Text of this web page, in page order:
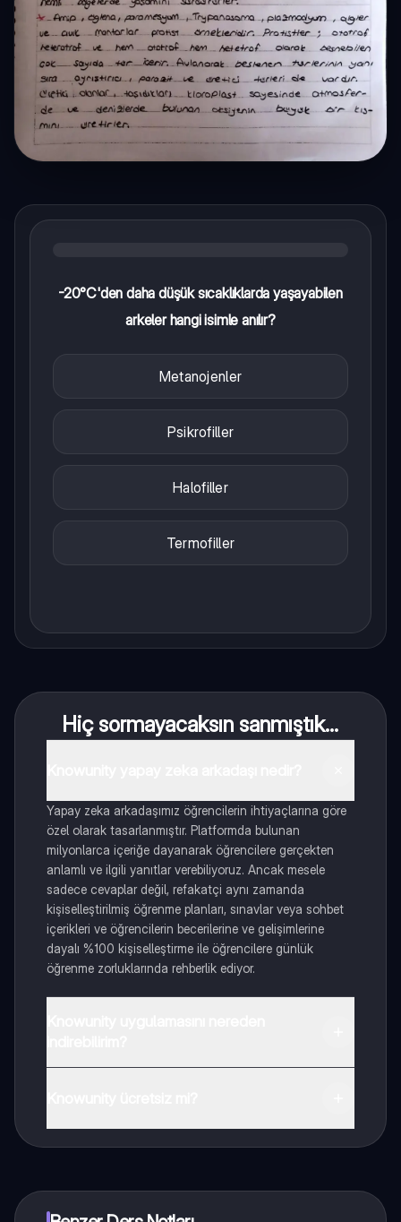
-20°C'den daha düşük sıcaklıklarda yaşayabilen
arkeler hangi isimle anılır?
Metanojenler
Psikrofiller
Halofiller
Termofiller
Hiç sormayacaksın sanmıştık...
Yapay zeka arkadaşımız öğrencilerin ihtiyaçlarına göre
özel olarak tasarlanmıştır. Platformda bulunan
milyonlarca içeriğe dayanarak öğrencilere gerçekten
anlamlı ve ilgili yanıtlar verebiliyoruz. Ancak mesele
sadece cevaplar değil, refakatçi aynı zamanda
kişiselleştirilmiş öğrenme planları, sınavlar veya sohbet
içerikleri ve öğrencilerin becerilerine ve gelişimlerine
dayalı %100 kişiselleştirme ile öğrencilere günlük
öğrenme zorluklarında rehberlik ediyor.